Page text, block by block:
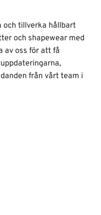
och tillverka hållbart
och shapewear med
av oss för att få
från vårt team i